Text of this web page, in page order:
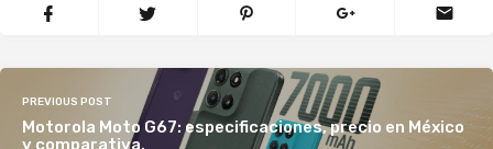
PREVIOUS POST
Motorola Moto G67: especificaciones, precio en México
y comparativa.